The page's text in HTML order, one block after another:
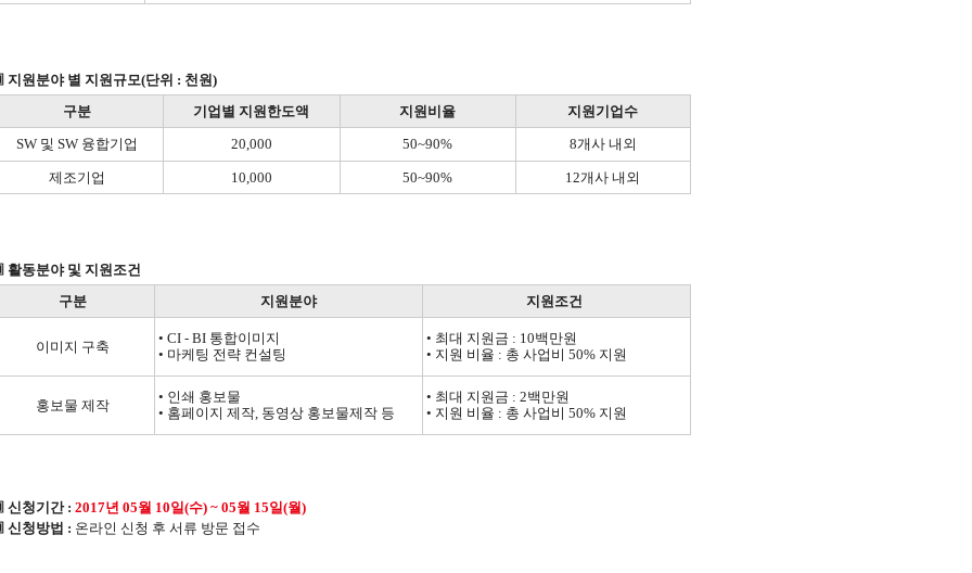
원분야 별 지원규모(단위 : 천원)
구분
기업별 지원한도액 지원비율
지원기업수
SW 및 SW 융합기업
20,000 50~90% 8개사 내외
제조기업 10,000 50~90% 12개사 내외
동분야 및 지원조건
구분
지원분야 지원조건
이미지 구축
• CI - BI 통합이미지
• 마케팅 전략 컨설팅
• 최대 지원금 : 10백만원
• 지원 비율 : 총 사업비 50% 지원
홍보물 제작
• 인쇄 홍보물
• 홈페이지 제작, 동영상 홍보물제작 등
• 최대 지원금 : 2백만원
• 지원 비율 : 총 사업비 50% 지원
청기간 : 2017년 05월 10일(수) ~ 05월 15일(월)
청방법 : 온라인 신청 후 서류 방문 접수​